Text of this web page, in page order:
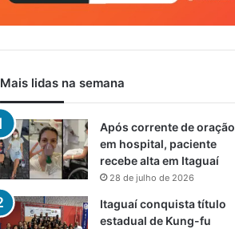
Mais lidas na semana
Após corrente de oração
em hospital, paciente
recebe alta em Itaguaí
28 de julho de 2026
Itaguaí conquista título
estadual de Kung-fu